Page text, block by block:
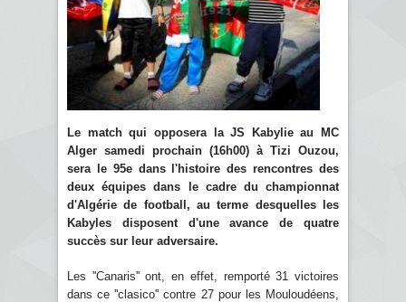
Le match qui opposera la JS Kabylie au MC
Alger samedi prochain (16h00) à Tizi Ouzou,
sera le 95e dans l'histoire des rencontres des
deux équipes dans le cadre du championnat
d'Algérie de football, au terme desquelles les
Kabyles disposent d'une avance de quatre
succès sur leur adversaire.
Les ''Canaris'' ont, en effet, remporté 31 victoires
dans ce ''clasico'' contre 27 pour les Mouloudéens,